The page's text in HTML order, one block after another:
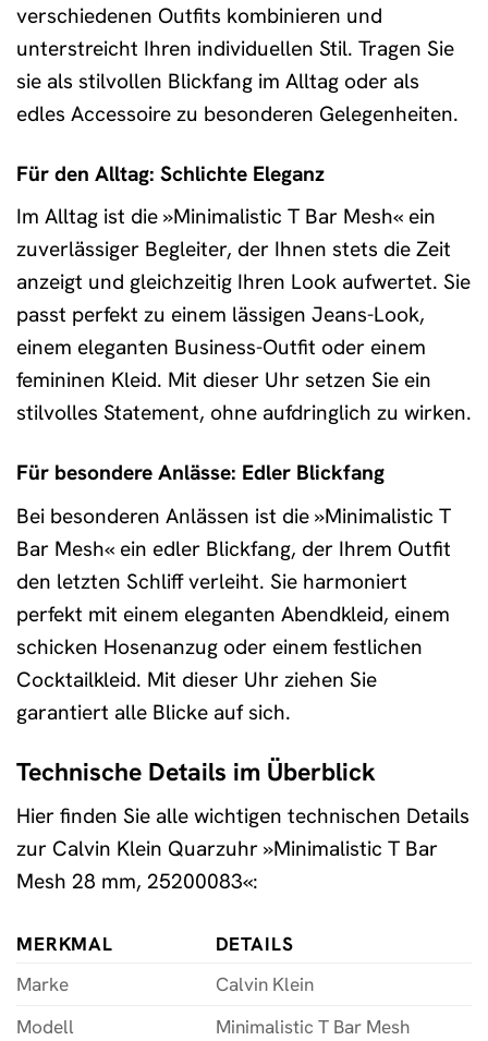
verschiedenen Outfits kombinieren und
unterstreicht Ihren individuellen Stil. Tragen Sie
sie als stilvollen Blickfang im Alltag oder als
edles Accessoire zu besonderen Gelegenheiten.
Für den Alltag: Schlichte Eleganz
Im Alltag ist die »Minimalistic T Bar Mesh« ein
zuverlässiger Begleiter, der Ihnen stets die Zeit
anzeigt und gleichzeitig Ihren Look aufwertet. Sie
passt perfekt zu einem lässigen Jeans-Look,
einem eleganten Business-Outfit oder einem
femininen Kleid. Mit dieser Uhr setzen Sie ein
stilvolles Statement, ohne aufdringlich zu wirken.
Für besondere Anlässe: Edler Blickfang
Bei besonderen Anlässen ist die »Minimalistic T
Bar Mesh« ein edler Blickfang, der Ihrem Outfit
den letzten Schliff verleiht. Sie harmoniert
perfekt mit einem eleganten Abendkleid, einem
schicken Hosenanzug oder einem festlichen
Cocktailkleid. Mit dieser Uhr ziehen Sie
garantiert alle Blicke auf sich.
Technische Details im Überblick
Hier finden Sie alle wichtigen technischen Details
zur Calvin Klein Quarzuhr »Minimalistic T Bar
Mesh 28 mm, 25200083«:
MERKMAL
DETAILS
Marke
Calvin Klein
Modell
Minimalistic T Bar Mesh